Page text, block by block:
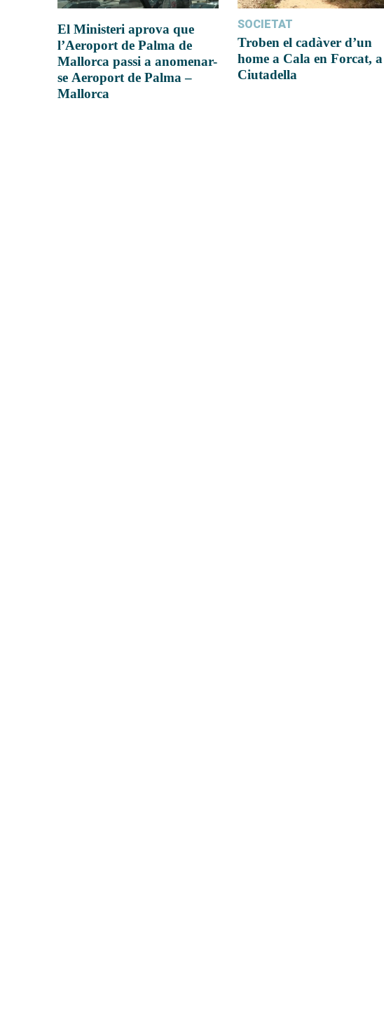
El Ministeri aprova que
l’Aeroport de Palma de
Mallorca passi a anomenar-
se Aeroport de Palma –
Mallorca
SOCIETAT
Troben el cadàver d’un
home a Cala en Forcat, a
Ciutadella